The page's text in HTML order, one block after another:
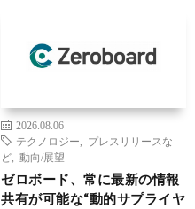
2026.08.06
テクノロジー
プレスリリースな
ど
動向/展望
ゼロボード、常に最新の情報
共有が可能な“動的サプライヤ